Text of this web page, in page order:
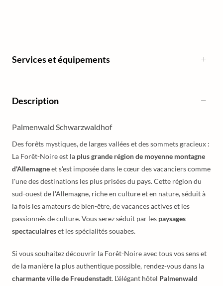
Services et équipements
Description
Palmenwald Schwarzwaldhof
Des forêts mystiques, de larges vallées et des sommets gracieux :
La Forêt-Noire est la plus grande région de moyenne montagne
d'Allemagneet s'est imposée dans le cœur des vacanciers comme
l'une des destinations les plus prisées du pays. Cette région du
sud-ouest de l'Allemagne, riche en culture et en nature, séduit à
la fois les amateurs de bien-être, de vacances actives et les
passionnés de culture. Vous serez séduit par les paysages
spectaculaireset les spécialités souabes.
Si vous souhaitez découvrir la Forêt-Noire avec tous vos sens et
de la manière la plus authentique possible, rendez-vous dans la
charmante ville de Freudenstadt. L'élégant hôtel Palmenwald